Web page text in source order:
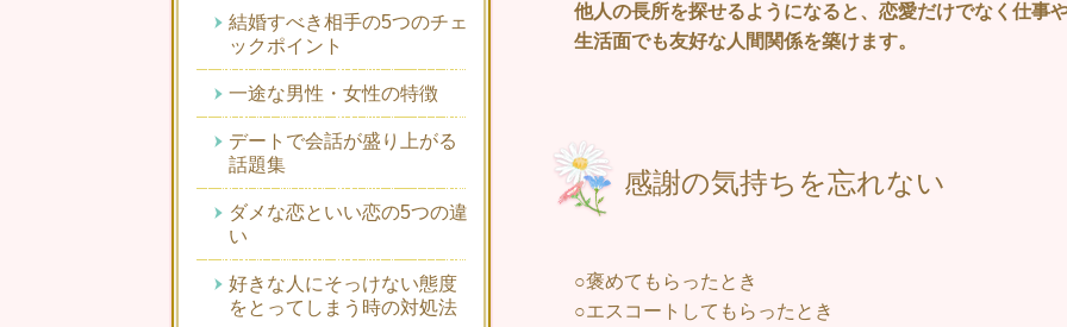
他人の長所を探せるようになると、恋愛だけでなく仕事
生活面でも友好な人間関係を築けます。
感謝の気持
○褒めてもらったとき
○エスコートしてもらったとき
結婚すべき相手の5つのチェ
ックポイント
一途な男性・女性の特徴
デートで会話が盛り上がる
話題集
ダメな恋といい恋の5つの違
い
好きな人にそっけない態度
をとってしまう時の対処法